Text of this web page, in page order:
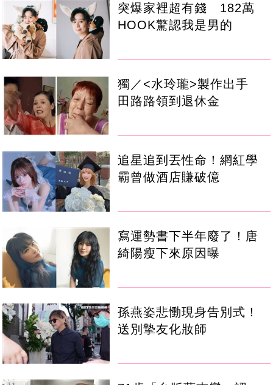
突爆家裡超有錢 182萬
HOOK驚認我是男的
獨／<水玲瓏>製作出手
田路路領到退休金
追星追到丟性命！網紅學
霸曾做酒店賺破億
寫運勢書下半年廢了！唐
綺陽瘦下來原因曝
孫燕姿悲慟現身告別式！
送別摯友化妝師